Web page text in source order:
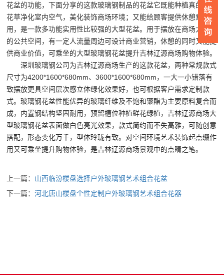
花盆的功能，下面分享的这款玻璃钢制品的花盆它既能种植真的景观
花草净化室内空气，美化装饰商场环境；又能给顾客提供休憩乘坐使
用，是一款多功能实用性比较强的大型花盆。用于摆放在商场大一点
的公共空间，有一定人流量周边可设计商业营销，休憩的同时又能提
供商业价值，可乘坐的大型玻璃钢花盆提升吉林辽源商场购物体验。
深圳玻璃钢公司为吉林辽源商场生产的这款花盆，两种常规款式
尺寸为4200*1600*680mm、3600*1600*680mm，一大一小错落有
致摆放更具空间层次感立体绿化效果好，也可根据客户需求定制款
式。玻璃钢花盆性能优异的玻璃纤维及不饱和聚酯为主要原料复合而
成，内置钢结构坚固耐用，预留槽位种植鲜花绿植，吉林辽源商场大
型玻璃钢花盆表面做白色亮光效果，款式简约而不失高雅，可随创意
搭配，形态变化万千，型体玲珑有致。对空间环境艺术装饰起点缀作
用又可乘坐提升购物体验，是吉林辽源商场景观中的点睛之笔。
上一篇： 山西临汾楼盘选择户外玻璃钢艺术组合花盆
下一篇：河北唐山楼盘个性定制户外玻璃钢艺术组合花器